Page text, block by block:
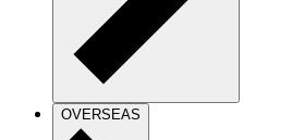
OVERSEAS